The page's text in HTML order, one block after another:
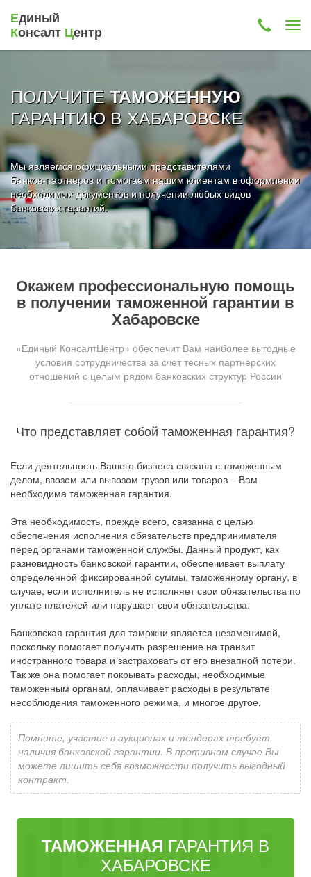
Единый
Консалт Центр
ПОЛУЧИТЕТАМОЖЕННУЮ
ГАРАНТИЮ В ХАБАРОВСКЕ
Мы являемся официальными представителями
Банков-партнеров и помогаем нашим клиентам в оформлении
необходимых документов и получении любых видов
банковских гарантий.
Окажем профессиональную помощь
в получении таможенной гарантии в
Хабаровске
«Единый КонсалтЦентр» обеспечит Вам наиболее выгодные
условия сотрудничества за счет тесных партнерских
отношений с целым рядом банковских структур России
Что представляет собой таможенная гарантия?
Если деятельность Вашего бизнеса связана с таможенным
делом, ввозом или вывозом грузов или товаров – Вам
необходима таможенная гарантия.
Эта необходимость, прежде всего, связанна с целью
обеспечения исполнения обязательств предпринимателя
перед органами таможенной службы. Данный продукт, как
разновидность банковской гарантии, обеспечивает выплату
определенной фиксированной суммы, таможенному органу, в
случае, если исполнитель не исполняет свои обязательства по
уплате платежей или нарушает свои обязательства.
Банковская гарантия для таможни является незаменимой,
поскольку помогает получить разрешение на транзит
иностранного товара и застраховать от его внезапной потери.
Так же она помогает покрывать расходы, необходимые
таможенным органам, оплачивает расходы в результате
несоблюдения таможенного режима, и многое другое.
Помните, участие в аукционах и тендерах требует
наличия банковской гарантии. В противном случае Вы
можете лишить себя возможности получить выгодный
контракт.
ТАМОЖЕННАЯ ГАРАНТИЯ В
ХАБАРОВСКЕ